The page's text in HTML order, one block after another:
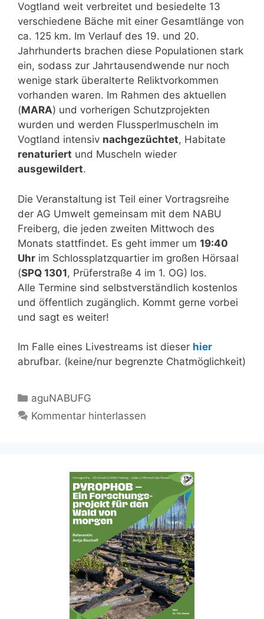
Vogtland weit verbreitet und besiedelte 13
verschiedene Bäche mit einer Gesamtlänge von
ca. 125 km. Im Verlauf des 19. und 20.
Jahrhunderts brachen diese Populationen stark
ein, sodass zur Jahrtausendwende nur noch
wenige stark überalterte Reliktvorkommen
vorhanden waren. Im Rahmen des aktuellen
(MARA) und vorherigen Schutzprojekten
wurden und werden Flussperlmuscheln im
Vogtland intensiv nachgezüchtet, Habitate
renaturiert und Muscheln wieder
ausgewildert.
Die Veranstaltung ist Teil einer Vortragsreihe
der AG Umwelt gemeinsam mit dem NABU
Freiberg, die jeden zweiten Mittwoch des
Monats stattfindet. Es geht immer um 19:40
Uhr im Schlossplatzquartier im großen Hörsaal
(SPQ 1301, Prüferstraße 4 im 1. OG) los.
Alle Termine sind selbstverständlich kostenlos
und öffentlich zugänglich. Kommt gerne vorbei
und sagt es weiter!
Im Falle eines Livestreams ist dieser hier
abrufbar. (keine/nur begrenzte Chatmöglichkeit)
Kategorien
aguNABUFG
Kommentar hinterlassen